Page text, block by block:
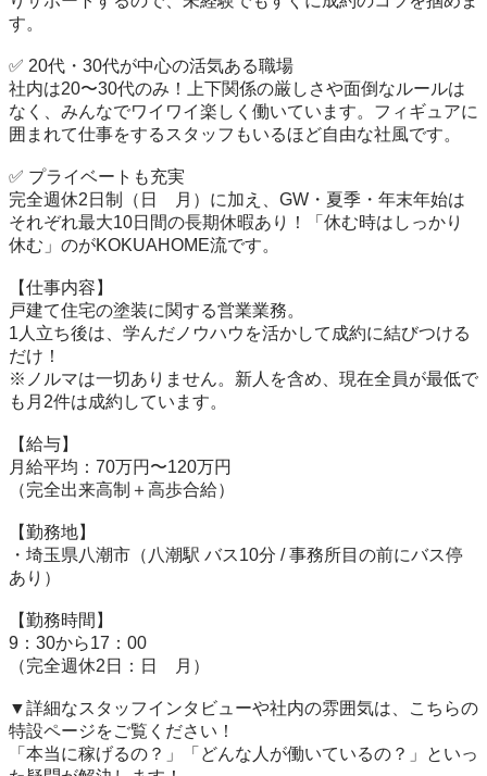
す。
✅ 20代・30代が中心の活気ある職場
社内は20〜30代のみ！上下関係の厳しさや面倒なルールは
なく、みんなでワイワイ楽しく働いています。フィギュアに
囲まれて仕事をするスタッフもいるほど自由な社風です。
✅ プライベートも充実
完全週休2日制（日　月）に加え、GW・夏季・年末年始は
それぞれ最大10日間の長期休暇あり！「休む時はしっかり
休む」のがKOKUAHOME流です。
【仕事内容】
戸建て住宅の塗装に関する営業業務。
1人立ち後は、学んだノウハウを活かして成約に結びつける
だけ！
※ノルマは一切ありません。新人を含め、現在全員が最低で
も月2件は成約しています。
【給与】
月給平均：70万円〜120万円
（完全出来高制＋高歩合給）
【勤務地】
・埼玉県八潮市（八潮駅 バス10分 / 事務所目の前にバス停
あり）
【勤務時間】
9：30から17：00
（完全週休2日：日　月）
▼詳細なスタッフインタビューや社内の雰囲気は、こちらの
特設ページをご覧ください！
「本当に稼げるの？」「どんな人が働いているの？」といっ